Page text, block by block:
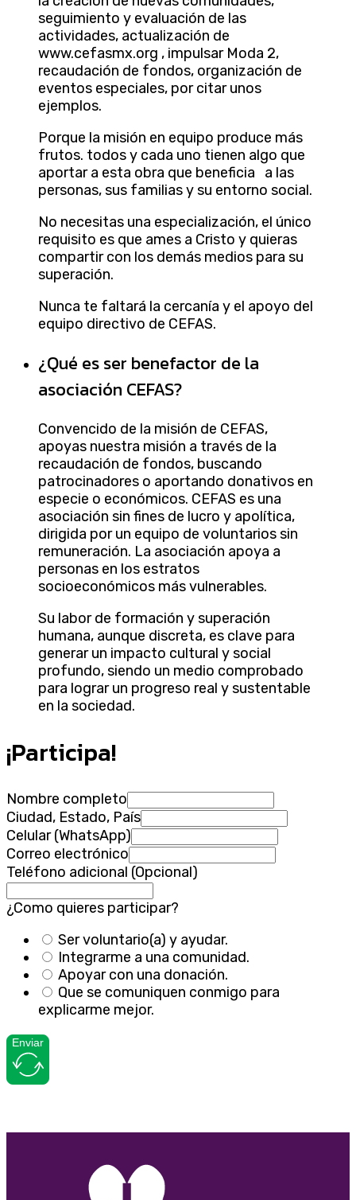
seguimiento y evaluación de las
actividades, actualización de
www.cefasmx.org , impulsar Moda 2,
recaudación de fondos, organización de
eventos especiales, por citar unos
ejemplos.
Porque la misión en equipo produce más
frutos. todos y cada uno tienen algo que
aportar a esta obra que beneficia a las
personas, sus familias y su entorno social.
No necesitas una especialización, el único
requisito es que ames a Cristo y quieras
compartir con los demás medios para su
superación.
Nunca te faltará la cercanía y el apoyo del
equipo directivo de CEFAS.
¿Qué es ser benefactor de la
asociación CEFAS?
Convencido de la misión de CEFAS,
apoyas nuestra misión a través de la
recaudación de fondos, buscando
patrocinadores o aportando donativos en
especie o económicos. CEFAS es una
asociación sin fines de lucro y apolítica,
dirigida por un equipo de voluntarios sin
remuneración. La asociación apoya a
personas en los estratos
socioeconómicos más vulnerables.
Su labor de formación y superación
humana, aunque discreta, es clave para
generar un impacto cultural y social
profundo, siendo un medio comprobado
para lograr un progreso real y sustentable
en la sociedad.
¡Participa!
Nombre completo
Ciudad, Estado, País
Celular (WhatsApp)
Correo electrónico
Teléfono adicional (Opcional)
¿Como quieres participar?
Ser voluntario(a) y ayudar.
Integrarme a una comunidad.
Apoyar con una donación.
Que se comuniquen conmigo para
explicarme mejor.
Enviar